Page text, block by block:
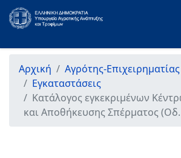
Αρχική
Αγρότης-Επιχειρηματίας
Εγκαταστάσεις
Κατάλογος εγκεκριμένων
και Αποθήκευσης Σπέρματος (Οδ.